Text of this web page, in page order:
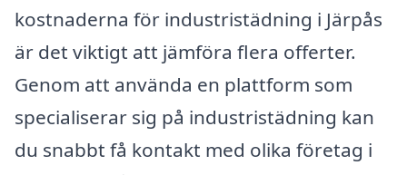
kostnaderna för industristädning i Järpås
är det viktigt att jämföra flera offerter.
Genom att använda en plattform som
specialiserar sig på industristädning kan
du snabbt få kontakt med olika företag i